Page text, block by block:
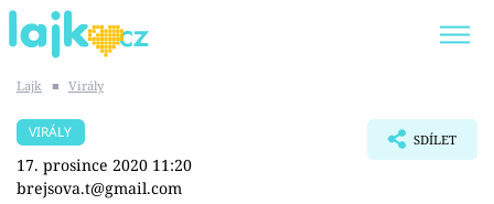
SHOPAHOLICADEL
Lajk ■ Virály
VIRÁLY
17. prosince 2020 11:20
brejsova.t@gmail.com
SDÍLET